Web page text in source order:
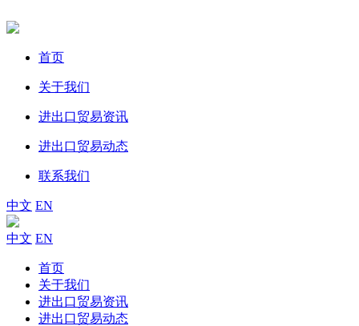
首页
关于我们
进出口贸易资讯
进出口贸易动态
联系我们
中文 EN
中文 EN
首页
关于我们
进出口贸易资讯
进出口贸易动态